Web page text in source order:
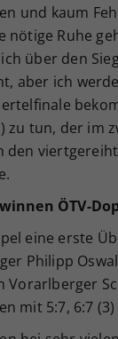
und kaum
nötige Ruhe
über den
aber ich
zu tun, der
ÖTV-
eine erste
Philipp
Vorarlberger
mit 5:7, 6:7